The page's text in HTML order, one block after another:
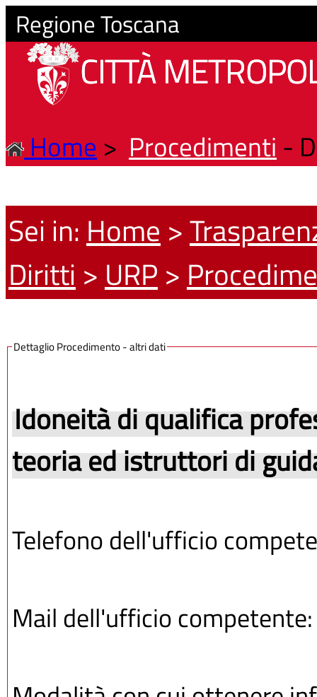
Regione Toscana
CITTÀ
Home > Procedimenti -
Sei in: Home >
Diritti > URP >
Dettaglio Procedimento - altri dati
Idoneità di qualifica
teoria ed istruttori di
Telefono dell'ufficio
Mail dell'ufficio